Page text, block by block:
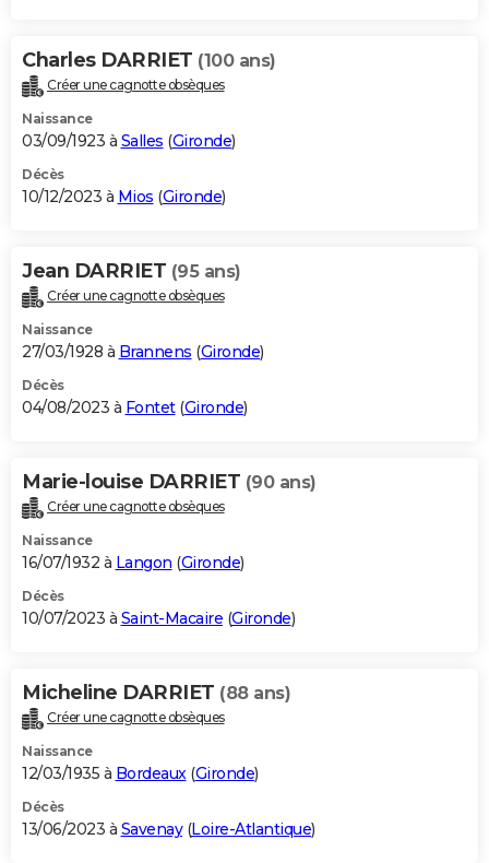
Charles DARRIET (100 ans)
Créer une cagnotte obsèques
Naissance
03/09/1923 à Salles (Gironde)
Décès
10/12/2023 à Mios (Gironde)
Jean DARRIET (95 ans)
Créer une cagnotte obsèques
Naissance
27/03/1928 à Brannens (Gironde)
Décès
04/08/2023 à Fontet(Gironde)
Marie-louise DARRIET (90 ans)
Créer une cagnotte obsèques
Naissance
16/07/1932 à Langon (Gironde)
Décès
10/07/2023 à Saint-Macaire (Gironde)
Micheline DARRIET (88 ans)
Créer une cagnotte obsèques
Naissance
12/03/1935 à Bordeaux(Gironde)
Décès
13/06/2023 à Savenay(Loire-Atlantique)